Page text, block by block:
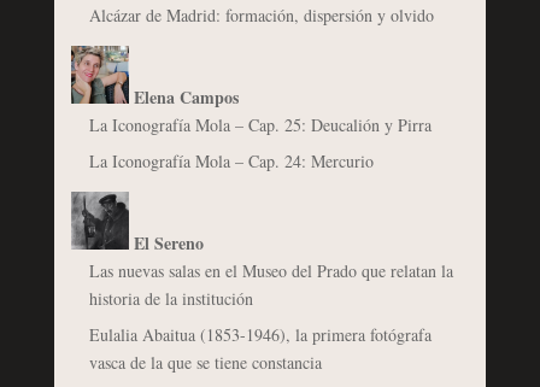
Alcázar de Madrid: formación, dispersión y olvido
Elena Campos
La Iconografía Mola – Cap. 25: Deucalión y Pirra
La Iconografía Mola – Cap. 24: Mercurio
El Sereno
Las nuevas salas en el Museo del Prado que relatan la
historia de la institución
Eulalia Abaitua (1853-1946), la primera fotógrafa
vasca de la que se tiene constancia